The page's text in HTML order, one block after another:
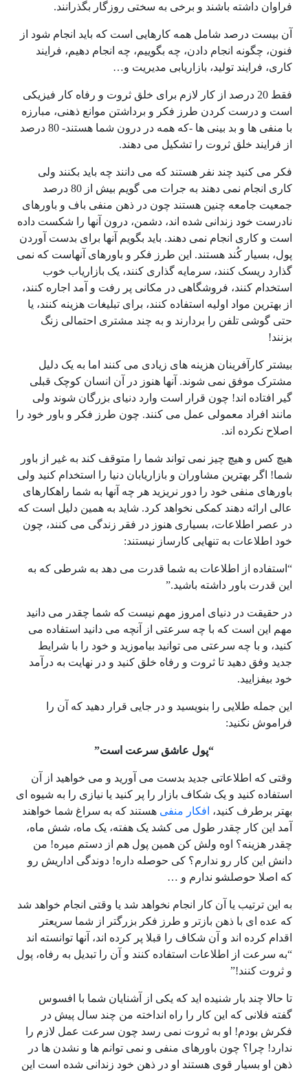
فراوان داشته باشند و برخی به سختی روزگار بگذرانند.
آن بیست درصد شامل همه کارهایی است که باید انجام شود از
فنون، چگونه انجام دادن، چه بگوییم، چه انجام دهیم، فرایند
کاری، فرایند تولید، بازاریابی مدیریت و…
فقط 20 درصد از کار لازم برای خلق ثروت و رفاه کار فیزیکی
است و درست کردن طرز فکر و برداشتن موانع ذهنی، مبارزه
با منفی ها و بد بینی ها -که همه در درون شما هستند- 80 درصد
از فرایند خلق ثروت را تشکیل می دهند.
فکر می کنید چند نفر هستند که می دانند چه باید بکنند ولی
کاری انجام نمی دهند به جرات می گویم بیش از 80 درصد
جمعیت جامعه چنین هستند چون در ذهن منفی باف و باورهای
نادرست خود زندانی شده اند، دشمن، درون آنها را شکست داده
است و کاری انجام نمی دهند. باید بگویم آنها برای بدست آوردن
پول، بسیار کُند هستند. این طرز فکر و باورهای آنهاست که نمی
گذارد ریسک کنند، سرمایه گذاری کنند، یک بازاریاب خوب
استخدام کنند، فروشگاهی در مکانی پر رفت و آمد اجاره کنند،
از بهترین مواد اولیه استفاده کنند، برای تبلیغات هزینه کنند، یا
حتی گوشی تلفن را بردارند و به چند مشتری احتمالی زنگ
بزنند!
بیشتر کارآفرینان هزینه های زیادی می کنند اما به یک دلیل
مشترک موفق نمی شوند. آنها هنوز در آن انسان کوچک قبلی
گیر افتاده اند! چون قرار است وارد دنیای بزرگان شوند ولی
مانند افراد معمولی عمل می کنند. چون طرز فکر و باور خود را
اصلاح نکرده اند.
هیچ کس و هیچ چیز نمی تواند شما را متوقف کند به غیر از باور
شما! اگر بهترین مشاوران و بازاریابان دنیا را استخدام کنید ولی
باورهای منفی خود را دور نریزید هر چه آنها به شما راهکارهای
عالی ارائه دهند کمکی نخواهد کرد. شاید به همین دلیل است که
در عصر اطلاعات، بسیاری هنوز در فقر زندگی می کنند، چون
خود اطلاعات به تنهایی کارساز نیستند:
“استفاده از اطلاعات به شما قدرت می دهد به شرطی که به
این قدرت باور داشته باشید.”
در حقیقت در دنیای امروز مهم نیست که شما چقدر می دانید
مهم این است که با چه سرعتی از آنچه می دانید استفاده می
کنید، و با چه سرعتی می توانید بیاموزید و خود را با شرایط
جدید وفق دهید تا ثروت و رفاه خلق کنید و در نهایت به درآمد
خود بیفزایید.
این جمله طلایی را بنویسید و در جایی قرار دهید که آن را
فراموش نکنید:
“پول عاشق سرعت است”
وقتی که اطلاعاتی جدید بدست می آورید و می خواهید از آن
استفاده کنید و یک شکاف بازار را پر کنید یا نیازی را به شیوه ای
بهتر برطرف کنید، افکار منفی هستند که به سراغ شما خواهند
آمد این کار چقدر طول می کشد یک هفته، یک ماه، شش ماه،
چقدر هزینه؟ اوه ولش کن همین پول هم از دستم میره! من
دانش این کار رو ندارم؟ کی حوصله داره! دوندگی اداریش رو
که اصلا حوصلشو ندارم و …
به این ترتیب یا آن کار انجام نخواهد شد یا وقتی انجام خواهد شد
که عده ای با ذهن بازتر و طرز فکر بزرگتر از شما سریعتر
اقدام کرده اند و آن شکاف را قبلا پر کرده اند، آنها توانسته اند
“به سرعت از اطلاعات استفاده کنند و آن را تبدیل به رفاه، پول
و ثروت کنند!”
تا حالا چند بار شنیده اید که یکی از آشنایان شما با افسوس
گفته فلانی که این کار را راه انداخته من چند سال پیش در
فکرش بودم! او به ثروت نمی رسد چون سرعت عمل لازم را
ندارد! چرا؟ چون باورهای منفی و نمی توانم ها و نشدن ها در
ذهن او بسیار قوی هستند او در ذهن خود زندانی شده است این